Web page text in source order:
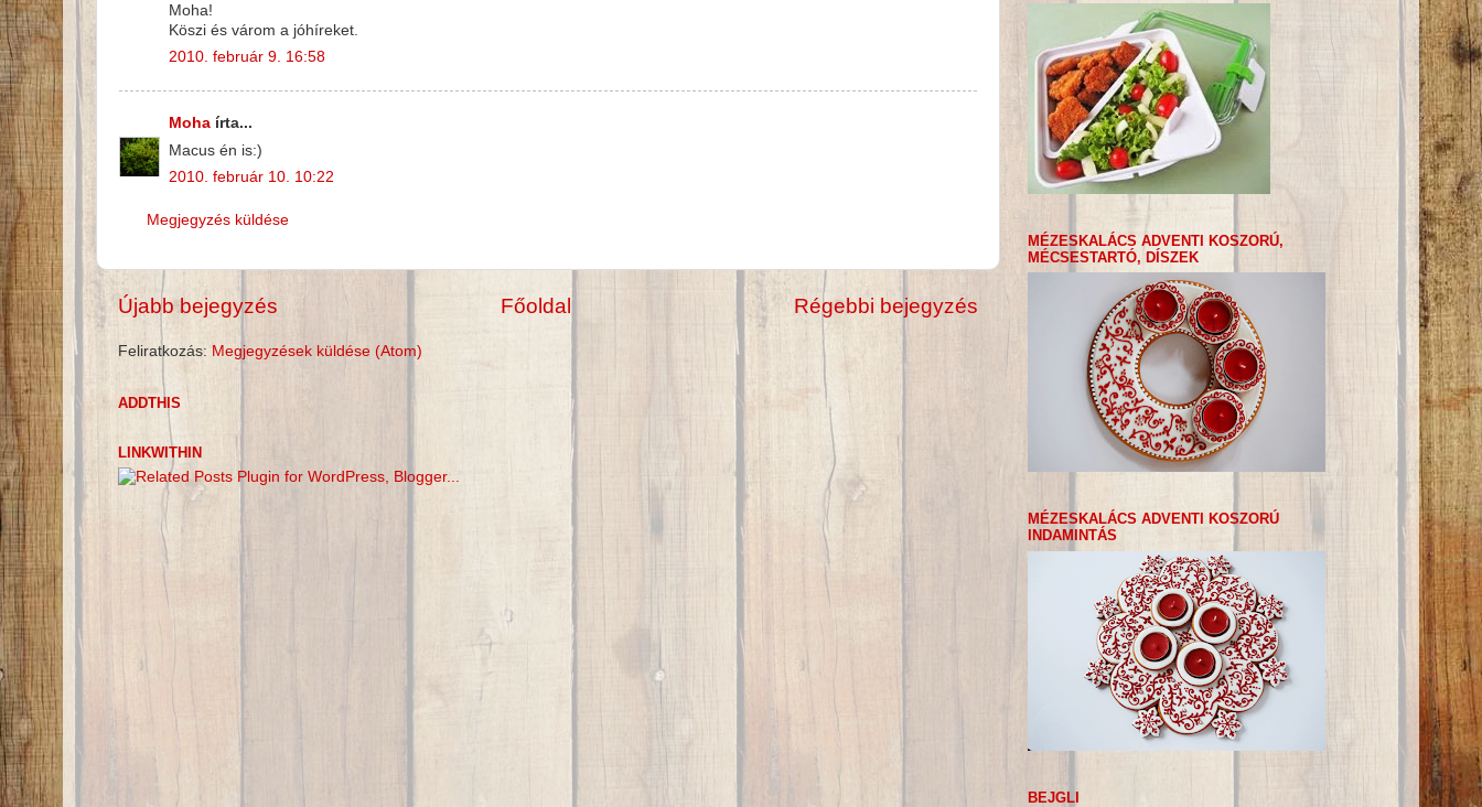
Moha!
Köszi és várom a jóhíreket.
2010. február 9. 16:58
Moha írta...
Macus én is:)
2010. február 10. 10:22
Megjegyzés küldése
Újabb bejegyzés Régebbi bejegyzés
Főoldal
Feliratkozás: Megjegyzések küldése (Atom)
ADDTHIS
LINKWITHIN
MÉZESKALÁCS ADVENTI KOSZORÚ,
MÉCSESTARTÓ, DÍSZEK
MÉZESKALÁCS ADVENTI KOSZORÚ
INDAMINTÁS
BEJGLI